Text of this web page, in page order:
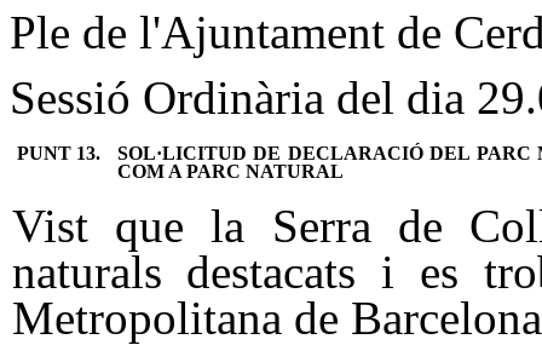
Ple de l'Ajuntament de
Sessió Ordinària del dia
PUNT 13.
SOL·LICITUD DE DECLARACIÓ DEL
COM A PARC NATURAL
Vist que la Serra de
naturals destacats i es
Metropolitana de